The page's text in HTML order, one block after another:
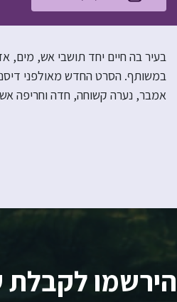
בעיר בה חיים יחד תושבי אש, מים,
במשותף. הסרט החדש מאולפני
אמבר, נערה קשוחה, חדה וחריפה
הירשמו לקבלת